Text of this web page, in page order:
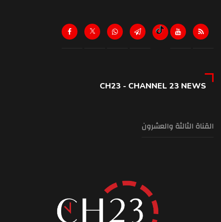
CH23 - CHANNEL 23 NEWS
القناة الثالثة والعشرون